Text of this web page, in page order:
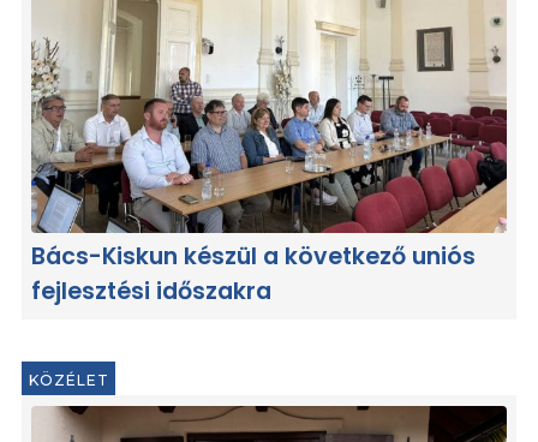
Bács-Kiskun készül a következő uniós
fejlesztési időszakra
KÖZÉLET